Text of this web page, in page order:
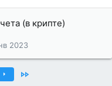
(в крипте)
2023